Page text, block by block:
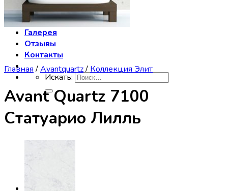
Производство
Сервис
Галерея
Отзывы
Контакты
Искать:
Главная /Avantquartz/ Коллекция Элит
Avant Quartz 7100
Статуарио Лилль